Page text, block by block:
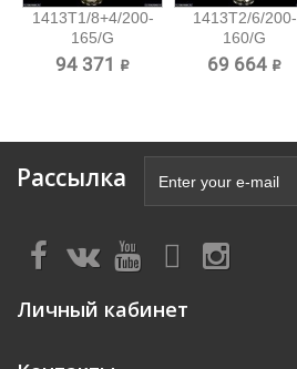
1413T1/8+4/200-
165/G
Хрустальный...
94 371 ₽
1413T2/6/200-
160/G
Хрустальный
69 664 ₽
Рассылка
Личный кабинет